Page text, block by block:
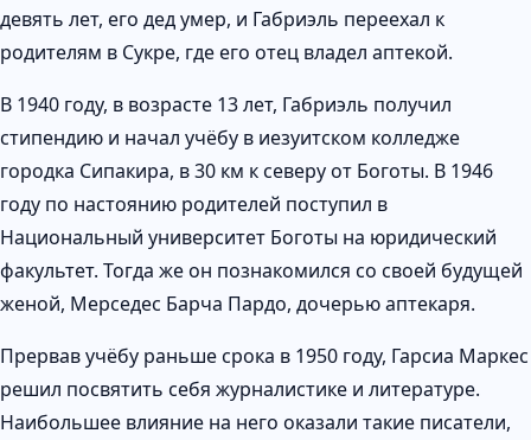
девять лет, его дед умер, и Габриэль переехал к
родителям в Сукре, где его отец владел аптекой.
В 1940 году, в возрасте 13 лет, Габриэль получил
стипендию и начал учёбу в иезуитском колледже
городка Сипакира, в 30 км к северу от Боготы. В 1946
году по настоянию родителей поступил в
Национальный университет Боготы на юридический
факультет. Тогда же он познакомился со своей будущей
женой, Мерседес Барча Пардо, дочерью аптекаря.
Прервав учёбу раньше срока в 1950 году, Гарсиа Маркес
решил посвятить себя журналистике и литературе.
Наибольшее влияние на него оказали такие писатели,